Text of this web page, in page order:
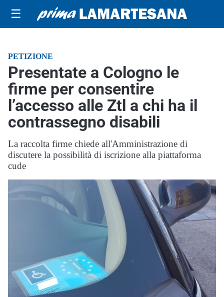
☰
PETIZIONE
Presentate a Cologno le
firme per consentire
l’accesso alle Ztl a chi ha il
contrassegno disabili
La raccolta firme chiede all'Amministrazione di
discutere la possibilità di iscrizione alla piattaforma
cude